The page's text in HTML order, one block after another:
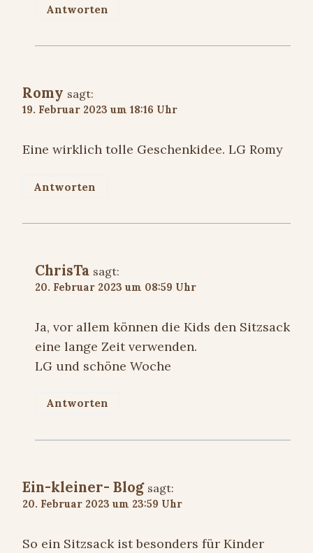
Antworten
Romy sagt:
19. Februar 2023 um 18:16 Uhr
Eine wirklich tolle Geschenkidee. LG Romy
Antworten
ChrisTa sagt:
20. Februar 2023 um 08:59 Uhr
Ja, vor allem können die Kids den Sitzsack
eine lange Zeit verwenden.
LG und schöne Woche
Antworten
Ein-kleiner- Blog sagt:
20. Februar 2023 um 23:59 Uhr
So ein Sitzsack ist besonders für Kinder